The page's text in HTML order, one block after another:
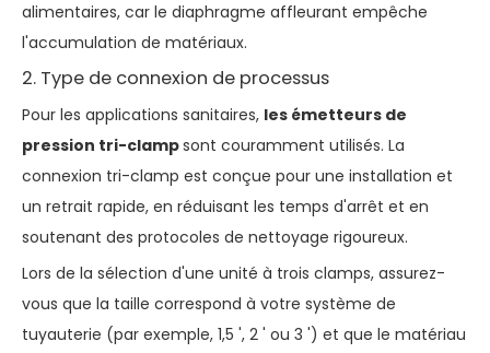
alimentaires, car le diaphragme affleurant empêche
l'accumulation de matériaux.
2. Type de connexion de processus
Pour les applications sanitaires, les émetteurs de
pression tri-clampsont couramment utilisés. La
connexion tri-clamp est conçue pour une installation et
un retrait rapide, en réduisant les temps d'arrêt et en
soutenant des protocoles de nettoyage rigoureux.
Lors de la sélection d'une unité à trois clamps, assurez-
vous que la taille correspond à votre système de
tuyauterie (par exemple, 1,5 ', 2 ' ou 3 ') et que le matériau